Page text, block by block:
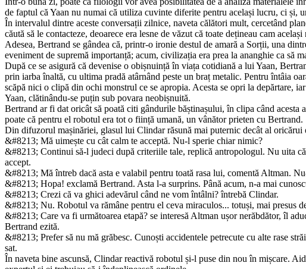
de faptul că Yaan nu numai că utiliza cuvinte diferite pentru același lucru, ci și,
În intervalul dintre aceste conversații zilnice, naveta călători mult, cercetând
căută să le contacteze, deoarece era lesne de văzut că toate dețineau cam
Adesea, Bertrand se gândea că, printr-o ironie destul de amară a Sorții, una
eveniment de supremă importanță; acum, civilizația era prea la ananghie ca să
După ce se asigură că devenise o obișnuință în viața cotidiană a lui Yaan,
prin iarba înaltă, cu ultima pradă atârnând peste un braț metalic. Pentru întâia
scăpă nici o clipă din ochi monstrul ce se apro­pia. Acesta se opri la depărtare,
Yaan, clătinându-se puțin sub po­vara neobișnuită.
Bertrand ar fi dat oricât să poată citi gândurile băștinașului, în clipa când acesta
poate că pentru el robotul era tot o ființă umană, un vânător prieten cu Bertrand.
Din difuzorul mașinăriei, glasul lui Clindar răsună mai puternic decât al oricărui
&#8213; Mă uimește cu cât calm te acceptă. Nu-l sperie chiar nimic?
&#8213; Continui să-l judeci după criteriile tale, replică antropologul. Nu uita
accept.
&#8213; Mă întreb dacă asta e valabil pentru toată rasa lui, comentă Altman.
&#8213; Hopa! exclamă Bertrand. Asta l-a surprins. Până acum, n-a mai
&#8213; Crezi că va ghici adevărul când ne vom întâlni? întrebă Clindar.
&#8213; Nu. Robotul va rămâne pentru el ceva miraculos... totuși, mai presus
&#8213; Care va fi următoarea etapă? se interesă Altman ușor nerăb­dător, îl
Bertrand ezită.
&#8213; Prefer să nu mă grăbesc. Cunoști accidentele petrecute cu alte rase
sat.
În naveta bine ascunsă, Clindar reactivă robotul și-l puse din nou în mișcare.